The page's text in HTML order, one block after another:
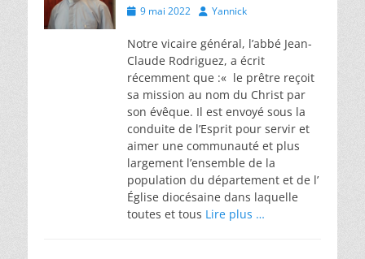
Posted
9 mai 2022 Author
Yannick
Notre vicaire général, l’abbé Jean-
Claude Rodriguez, a écrit
récemment que :« le prêtre reçoit
sa mission au nom du Christ par
son évêque. Il est envoyé sous la
conduite de l’Esprit pour servir et
aimer une communauté et plus
largement l’ensemble de la
population du département et de l’
Église diocésaine dans laquelle
toutes et tous Lire plus …